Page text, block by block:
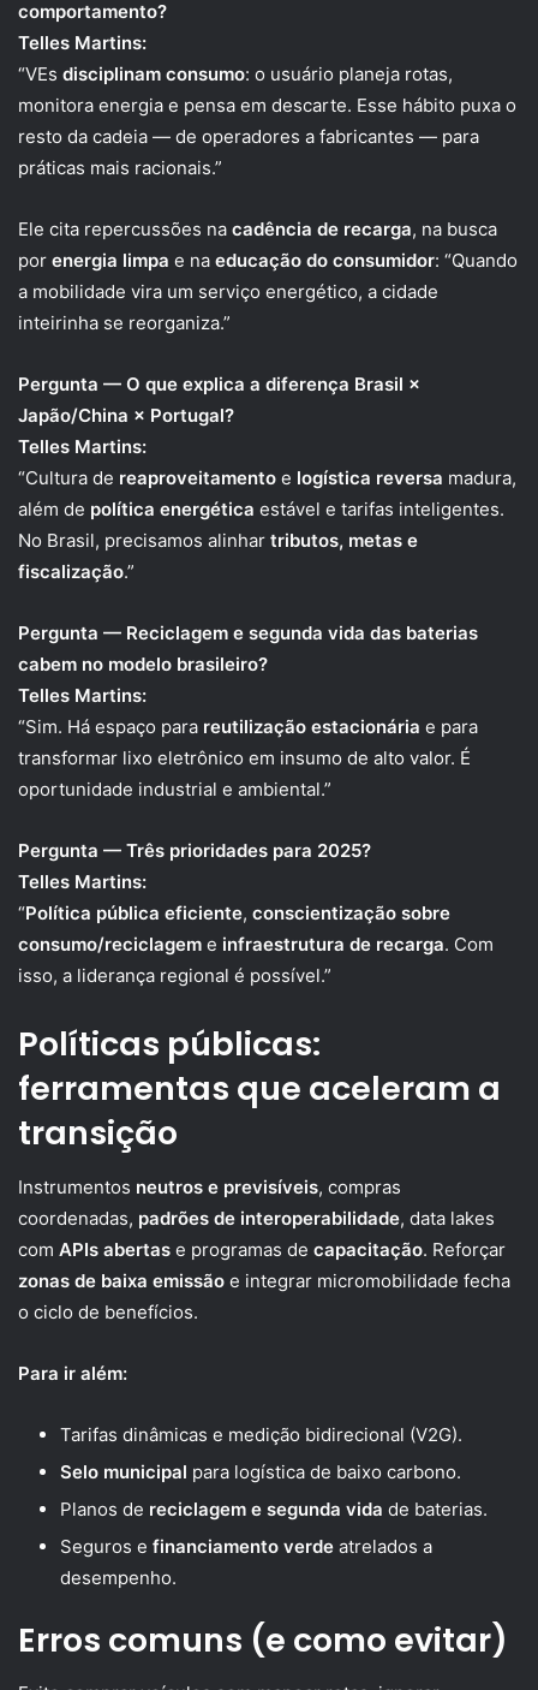
comportamento?
Telles Martins:
“VEs disciplinam consumo: o usuário planeja rotas,
monitora energia e pensa em descarte. Esse hábito puxa o
resto da cadeia — de operadores a fabricantes — para
práticas mais racionais.”
Ele cita repercussões na cadência de recarga, na busca
por energia limpa e na educação do consumidor: “Quando
a mobilidade vira um serviço energético, a cidade
inteirinha se reorganiza.”
Pergunta — O que explica a diferença Brasil ×
Japão/China × Portugal?
Telles Martins:
“Cultura de reaproveitamento e logística reversa madura,
além de política energética estável e tarifas inteligentes.
No Brasil, precisamos alinhar tributos, metas e
fiscalização.”
Pergunta — Reciclagem e segunda vida das baterias
cabem no modelo brasileiro?
Telles Martins:
“Sim. Há espaço para reutilização estacionária e para
transformar lixo eletrônico em insumo de alto valor. É
oportunidade industrial e ambiental.”
Pergunta — Três prioridades para 2025?
Telles Martins:
“Política pública eficiente, conscientização sobre
consumo/reciclagem e infraestrutura de recarga. Com
isso, a liderança regional é possível.”
Políticas públicas:
ferramentas que aceleram a
transição
Instrumentos neutros e previsíveis, compras
coordenadas, padrões de interoperabilidade, data lakes
com APIs abertas e programas de capacitação. Reforçar
zonas de baixa emissão e integrar micromobilidade fecha
o ciclo de benefícios.
Para ir além:
Tarifas dinâmicas e medição bidirecional (V2G).
Selo municipal para logística de baixo carbono.
Planos de reciclagem e segunda vida de baterias.
Seguros e financiamento verde atrelados a
desempenho.
Erros comuns (e como evitar)